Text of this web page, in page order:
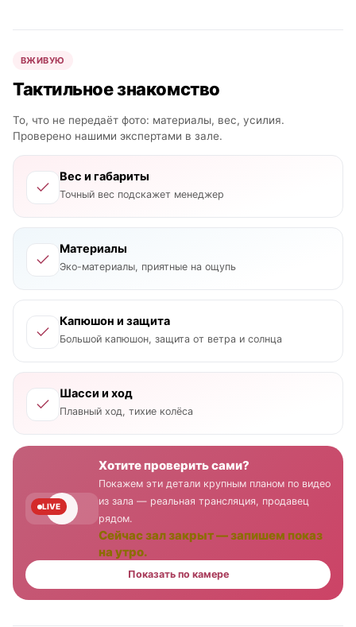
ВЖИВУЮ
Тактильное знакомство
То, что не передаёт фото: материалы, вес, усилия.
Проверено нашими экспертами в зале.
Вес и габариты
Точный вес подскажет менеджер
Материалы
Эко-материалы, приятные на ощупь
Капюшон и защита
Большой капюшон, защита от ветра и солнца
Шасси и ход
Плавный ход, тихие колёса
LIVE
Хотите проверить сами?
Покажем эти детали крупным планом по видео
из зала — реальная трансляция, продавец
рядом.
Сейчас зал закрыт — запишем показ
на утро.
Показать по камере